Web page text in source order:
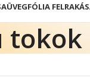
ÜVEGFÓLIA
tokok